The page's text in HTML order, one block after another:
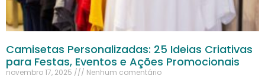
Camisetas Personalizadas: 25 Ideias Criativas
para Festas, Eventos e Ações Promocionais
novembro 17, 2025 Nenhum comentário